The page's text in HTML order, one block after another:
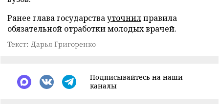
Ранее глава государствауточнилправила
обязательной отработки молодых врачей.
Текст: Дарья Григоренко
Подписывайтесь на наши
каналы